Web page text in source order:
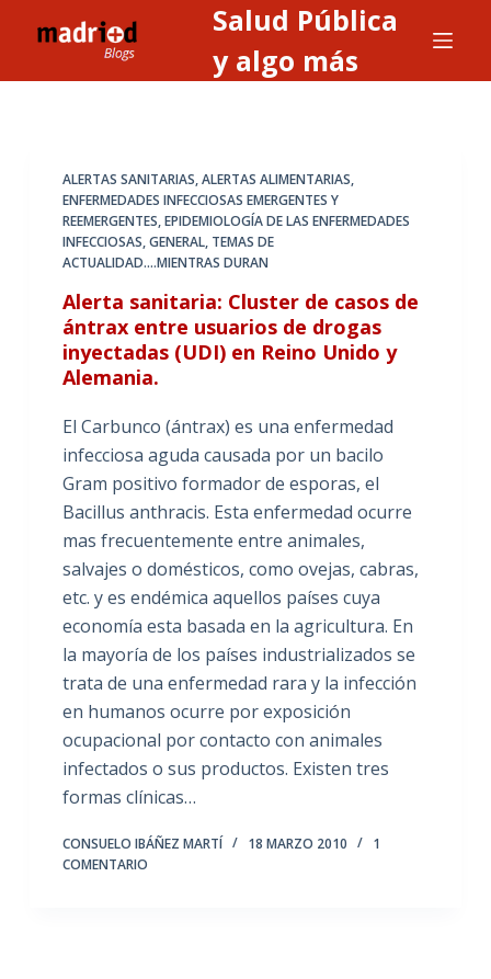
l
Salud Pública
y algo más
ALERTAS SANITARIAS, ALERTAS ALIMENTARIAS,
ENFERMEDADES INFECCIOSAS EMERGENTES Y
REEMERGENTES,EPIDEMIOLOGÍA DE LAS ENFERMEDADES
INFECCIOSAS,GENERAL, TEMAS DE
ACTUALIDAD....MIENTRAS DURAN
Alerta sanitaria: Cluster de casos de
ántrax entre usuarios de drogas
inyectadas (UDI) en Reino Unido y
Alemania.
El Carbunco (ántrax) es una enfermedad
infecciosa aguda causada por un bacilo
Gram positivo formador de esporas, el
Bacillus anthracis. Esta enfermedad ocurre
mas frecuentemente entre animales,
salvajes o domésticos, como ovejas, cabras,
etc. y es endémica aquellos países cuya
economía esta basada en la agricultura. En
la mayoría de los países industrializados se
trata de una enfermedad rara y la infección
en humanos ocurre por exposición
ocupacional por contacto con animales
infectados o sus productos. Existen tres
formas clínicas…
CONSUELO IBÁÑEZ MARTÍ 18 MARZO 2010
1
COMENTARIO